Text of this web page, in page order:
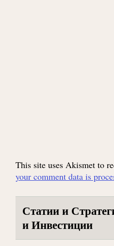
This site uses Akismet to
your comment data is
Статии и
и Инвестиции